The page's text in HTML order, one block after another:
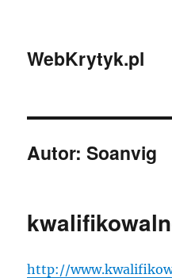
WebKrytyk.pl
Autor:Soanvig
http://